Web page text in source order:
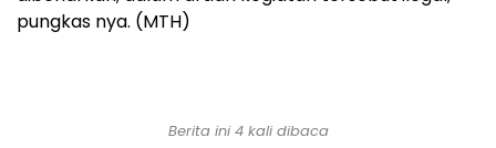
pungkas nya. (MTH)
Berita ini 4 kali dibaca